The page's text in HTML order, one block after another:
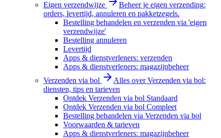
Eigen verzendwijze
Beheer je eigen verzending:
orders, levertijd, annuleren en pakketzegels.
Bestelling behandelen en verzenden via 'eigen
verzendwijze'
Bestelling annuleren
Levertijd
Apps & dienstverleners: verzenden
Apps & dienstverleners: magazijnbeheer
Verzenden via bol
Alles over Verzenden via bol:
diensten, tips en tarieven
Ontdek Verzenden via bol Standaard
Ontdek Verzenden via bol Compleet
Bestelling behandelen via Verzenden via bol
Voorwaarden & tarieven
Apps & dienstverleners: magazijnbeheer